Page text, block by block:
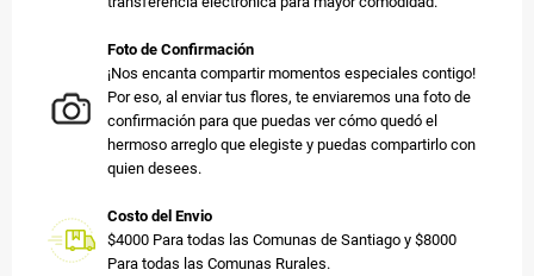
Foto de Confirmación
¡Nos encanta compartir momentos especiales contigo!
Por eso, al enviar tus flores, te enviaremos una foto de
confirmación para que puedas ver cómo quedó el
hermoso arreglo que elegiste y puedas compartirlo con
quien desees.
Costo del Envio
$4000 Para todas las Comunas de Santiago y $8000
Para todas las Comunas Rurales.